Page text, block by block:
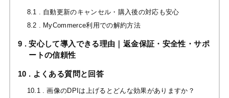
8.1
自動更新のキャンセル・購入後の対応も安心
8.2
MyCommerce利用での解約方法
9
安心して導入できる理由｜返金保証・安全性・サポ
ートの信頼性
10 よくある質問と回答
10.1
画像のDPIは上げるとどんな効果がありますか？